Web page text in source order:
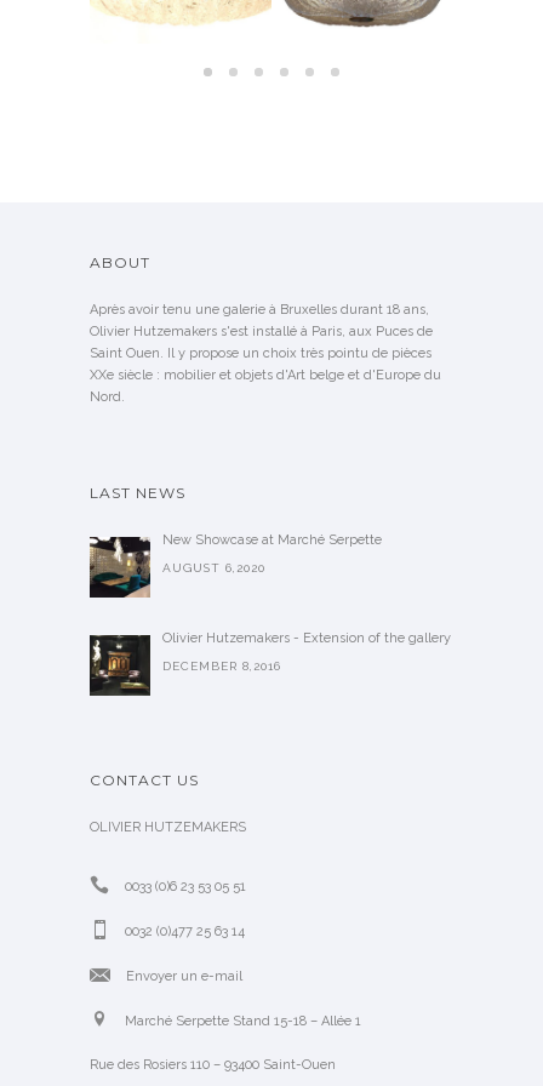
ABOUT
Après avoir tenu une galerie à Bruxelles durant 18 ans,
Olivier Hutzemakers s'est installé à Paris, aux Puces de
Saint Ouen. Il y propose un choix très pointu de pièces
XXe siècle : mobilier et objets d'Art belge et d'Europe du
Nord.
LAST NEWS
New Showcase at Marché Serpette
AUGUST 6,2020
Olivier Hutzemakers - Extension of the gallery
DECEMBER 8,2016
CONTACT US
OLIVIER HUTZEMAKERS
0033 (0)6 23 53 05 51
0032 (0)477 25 63 14
Envoyer un e-mail
Marché Serpette Stand 15-18 – Allée 1
Rue des Rosiers 110 – 93400 Saint-Ouen